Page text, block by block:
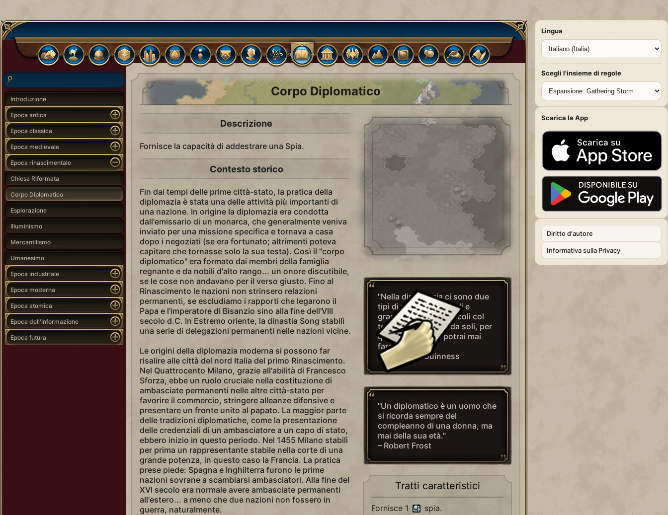
Introduzione
Epoca antica
Epoca classica
Epoca medievale
Epoca rinascimentale
Chiesa Riformata
Corpo Diplomatico
Esplorazione
Illuminismo
Mercantilismo
Umanesimo
Epoca industriale
Epoca moderna
Epoca atomica
Epoca dell'informazione
Epoca futura
Corpo Diplomatico
Descrizione
Fornisce la capacità di addestrare una Spia.
Contesto storico
Fin dai tempi delle prime città-stato, la pratica della
diplomazia è stata una delle attività più importanti di
una nazione. In origine la diplomazia era condotta
dall'emissario di un monarca, che generalmente veniva
inviato per una missione specifica e tornava a casa
dopo i negoziati (se era fortunato; altrimenti poteva
capitare che tornasse solo la sua testa). Così il "corpo
diplomatico" era formato dai membri della famiglia
regnante e da nobili d'alto rango... un onore discutibile,
se le cose non andavano per il verso giusto. Fino al
Rinascimento le nazioni non strinsero relazioni
permanenti, se escludiamo i rapporti che legarono il
Papa e l'imperatore di Bisanzio sino alla fine dell'VIII
secolo d.C. In Estremo oriente, la dinastia Song stabilì
una serie di delegazioni permanenti nelle nazioni vicine.
Le origini della diplomazia moderna si possono far
risalire alle città del nord Italia del primo Rinascimento.
Nel Quattrocento Milano, grazie all'abilità di Francesco
Sforza, ebbe un ruolo cruciale nella costituzione di
ambasciate permanenti nelle altre città-stato per
favorire il commercio, stringere alleanze difensive e
presentare un fronte unito al papato. La maggior parte
delle tradizioni diplomatiche, come la presentazione
delle credenziali di un ambasciatore a un capo di stato,
ebbero inizio in questo periodo. Nel 1455 Milano stabilì
per prima un rappresentante stabile nella corte di una
grande potenza, in questo caso la Francia. La pratica
prese piede: Spagna e Inghilterra furono le prime
nazioni sovrane a scambiarsi ambasciatori. Alla fine del
XVI secolo era normale avere ambasciate permanenti
all'estero... a meno che due nazioni non fossero in
guerra, naturalmente.
"Nella diplomazia ci sono due
tipi di problemi: piccoli e
grandi. I problemi piccoli col
tempo si risolvono da soli, per
quelli grandi non potrai mai
fare niente."
– Patrick McGuinness
"Un diplomatico è un uomo che
si ricorda sempre del
compleanno di una donna, ma
mai della sua età."
– Robert Frost
Tratti caratteristici
Fornisce 1 spia.
Lingua
Scegli l'insieme di regole
Scarica la App
Diritto d'autore
Informativa sulla Privacy